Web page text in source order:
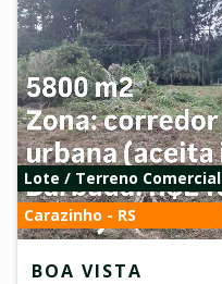
Lote / Terreno Comercial
Carazinho - RS
BOA VISTA